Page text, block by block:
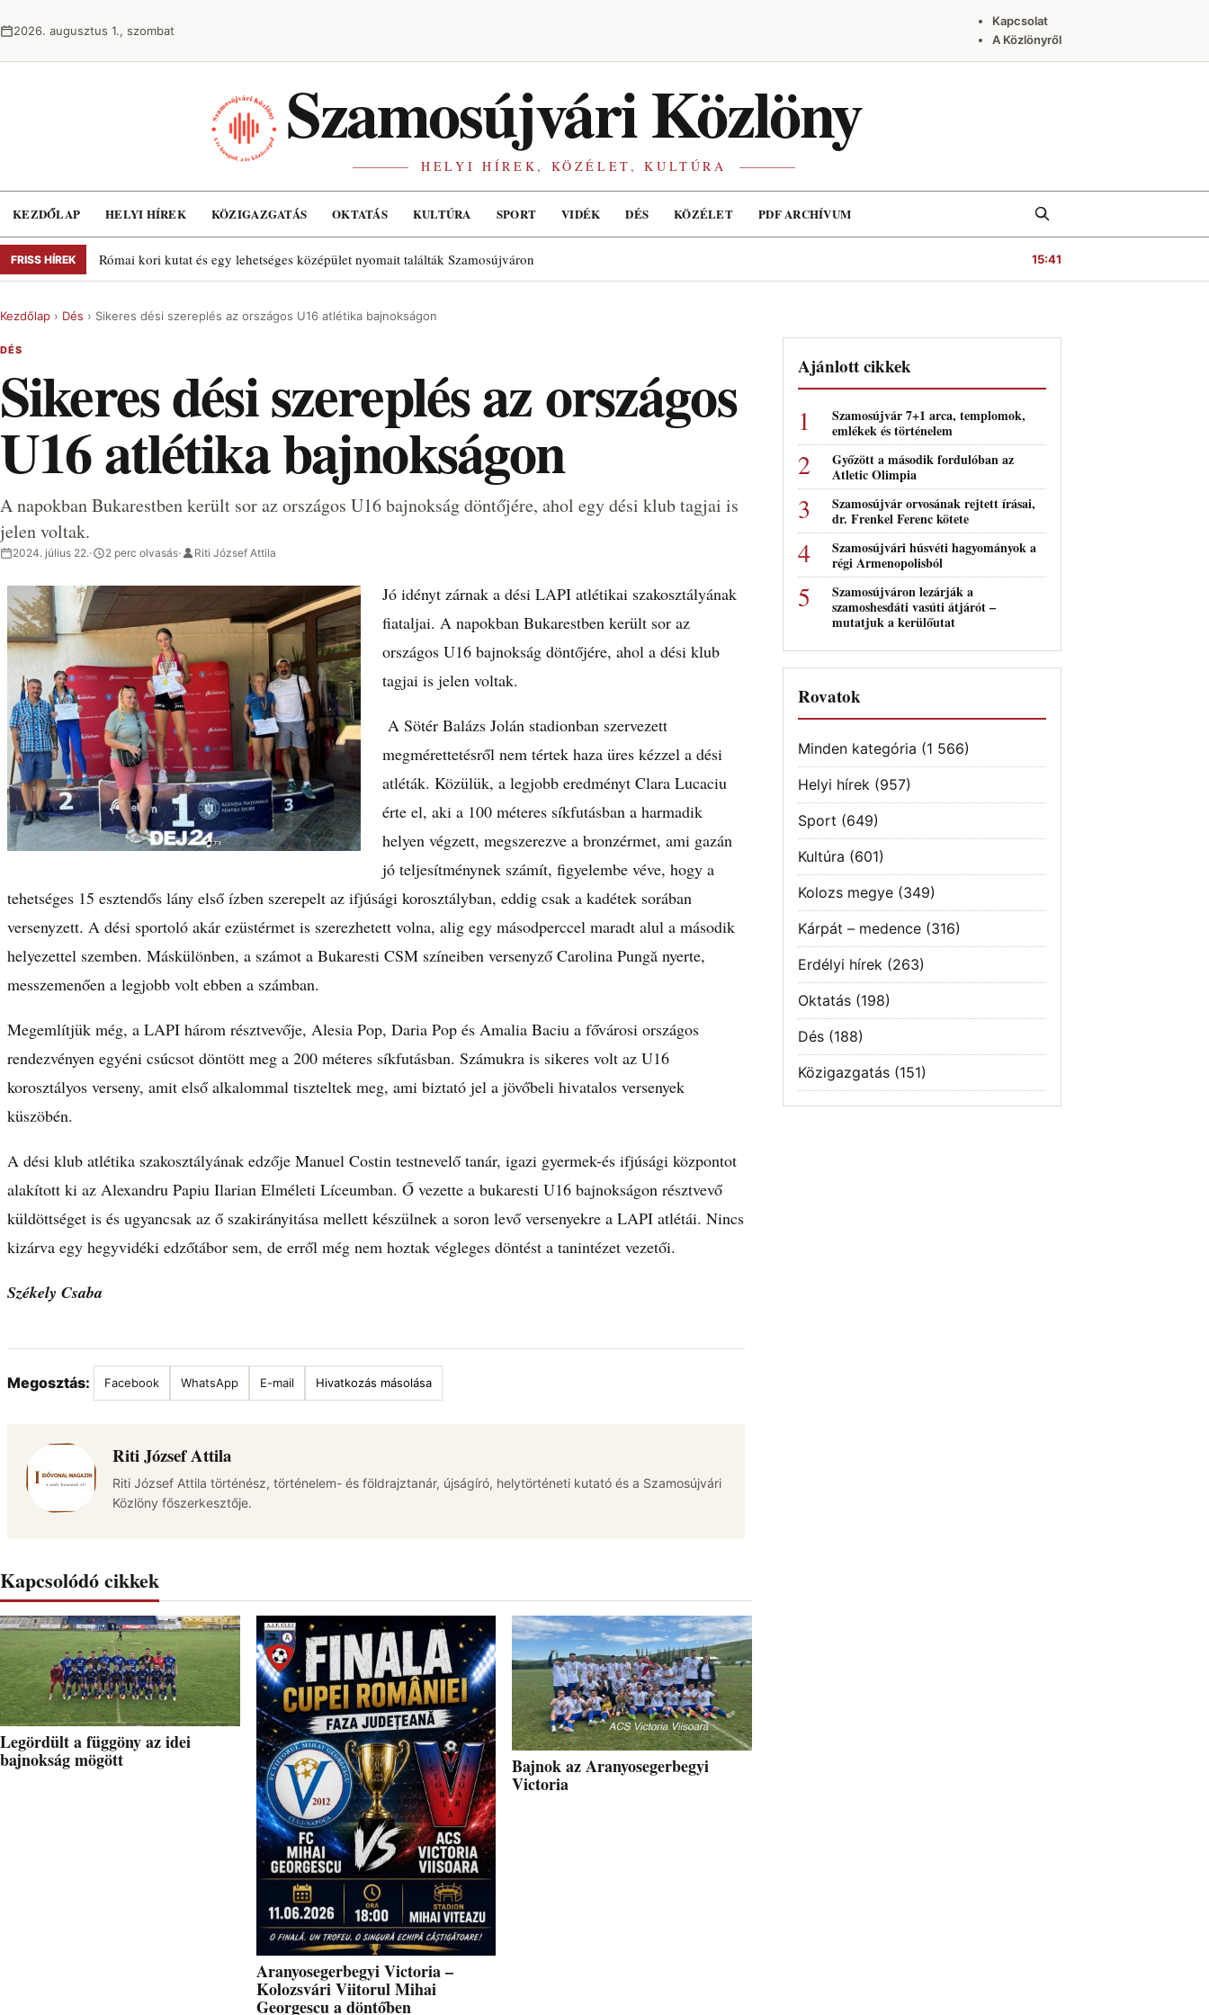
2026. augusztus 1., szombat
Kapcsolat
A Közlönyről
Szamosújvári Közlöny
HELYI HÍREK, KÖZÉLET, KULTÚRA
KEZDŐLAP HELYI HÍREK KÖZIGAZGATÁS OKTATÁS KULTÚRA SPORT VIDÉK DÉS KÖZÉLET PDF ARCHÍVUM Keresés
FRISS HÍREK Római kori kutat és egy lehetséges középület nyomait találták Szamosújváron 15:41
Kezdőlap › Dés › Sikeres dési szereplés az országos U16 atlétika bajnokságon
DÉS
Sikeres dési szereplés az országos
U16 atlétika bajnokságon
A napokban Bukarestben került sor az országos U16 bajnokság döntőjére, ahol egy dési klub tagjai is
jelen voltak.
2024. július 22.· 2 perc olvasás· Riti József Attila
Jó idényt zárnak a dési LAPI atlétikai szakosztályának
fiataljai. A napokban Bukarestben került sor az
országos U16 bajnokság döntőjére, ahol a dési klub
tagjai is jelen voltak.
A Sötér Balázs Jolán stadionban szervezett
megmérettetésről nem tértek haza üres kézzel a dési
atléták. Közülük, a legjobb eredményt Clara Lucaciu
érte el, aki a 100 méteres síkfutásban a harmadik
helyen végzett, megszerezve a bronzérmet, ami gazán
jó teljesítménynek számít, figyelembe véve, hogy a
tehetséges 15 esztendős lány első ízben szerepelt az ifjúsági korosztályban, eddig csak a kadétek sorában
versenyzett. A dési sportoló akár ezüstérmet is szerezhetett volna, alig egy másodperccel maradt alul a második
helyezettel szemben. Máskülönben, a számot a Bukaresti CSM színeiben versenyző Carolina Pungă nyerte,
messzemenően a legjobb volt ebben a számban.
Megemlítjük még, a LAPI három résztvevője, Alesia Pop, Daria Pop és Amalia Baciu a fővárosi országos
rendezvényen egyéni csúcsot döntött meg a 200 méteres síkfutásban. Számukra is sikeres volt az U16
korosztályos verseny, amit első alkalommal tiszteltek meg, ami biztató jel a jövőbeli hivatalos versenyek
küszöbén.
A dési klub atlétika szakosztályának edzője Manuel Costin testnevelő tanár, igazi gyermek-és ifjúsági központot
alakított ki az Alexandru Papiu Ilarian Elméleti Líceumban. Ő vezette a bukaresti U16 bajnokságon résztvevő
küldöttséget is és ugyancsak az ő szakirányitása mellett készülnek a soron levő versenyekre a LAPI atlétái. Nincs
kizárva egy hegyvidéki edzőtábor sem, de erről még nem hoztak végleges döntést a tanintézet vezetői.
Székely Csaba
Megosztás: Facebook WhatsApp E-mail Hivatkozás másolása
Riti József Attila
Riti József Attila történész, történelem- és földrajztanár, újságíró, helytörténeti kutató és a Szamosújvári
Közlöny főszerkesztője.
Kapcsolódó cikkek
Legördült a függöny az idei
bajnokság mögött
Aranyosegerbegyi Victoria –
Kolozsvári Viitorul Mihai
Georgescu a döntőben
Bajnok az Aranyosegerbegyi
Victoria
Ajánlott cikkek
Szamosújvár 7+1 arca, templomok,
emlékek és történelem
Győzött a második fordulóban az
Atletic Olimpia
Szamosújvár orvosának rejtett írásai,
dr. Frenkel Ferenc kötete
Szamosújvári húsvéti hagyományok a
régi Armenopolisból
Szamosújváron lezárják a
szamoshesdáti vasúti átjárót –
mutatjuk a kerülőutat
Rovatok
Minden kategória (1 566)
Helyi hírek (957)
Sport (649)
Kultúra (601)
Kolozs megye (349)
Kárpát – medence (316)
Erdélyi hírek (263)
Oktatás (198)
Dés (188)
Közigazgatás (151)